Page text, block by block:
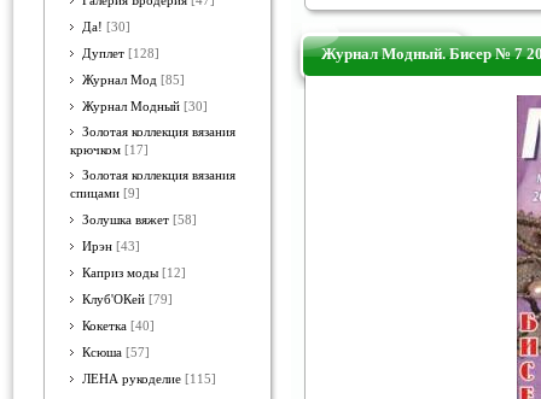
Да! [30]
Дуплет [128]
Журнал Мод [85]
Журнал Модный [30]
Золотая коллекция вязания
крючком [17]
Золотая коллекция вязания
спицами [9]
Золушка вяжет [58]
Ирэн [43]
Каприз моды [12]
Клуб'ОКей [79]
Кокетка [40]
Ксюша [57]
ЛЕНА рукоделие [115]
Журнал Модный. Бисер № 7